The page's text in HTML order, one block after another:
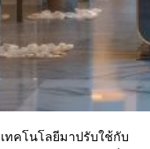
ทคโนโลยีมาปรับใช้กับ